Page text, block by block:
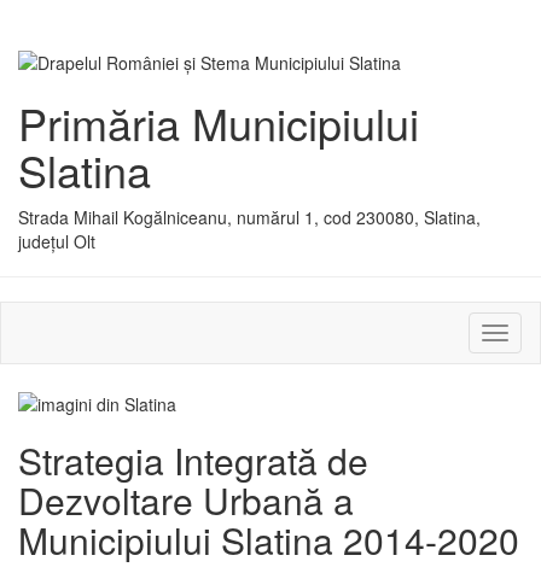
Primăria Municipiului
Slatina
Strada Mihail Kogălniceanu, numărul 1, cod 230080, Slatina,
județul Olt
sau
Strategia Integrată de
Dezvoltare Urbană a
Municipiului Slatina 2014-2020